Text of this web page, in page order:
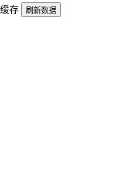
存 刷新数据